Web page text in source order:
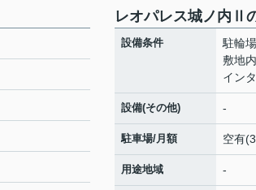
レオパレス城ノ内Ⅱ
設備条件
駐輪場
敷地
イン
設備(その他) -
駐車場/月額 空有
用途地域 -